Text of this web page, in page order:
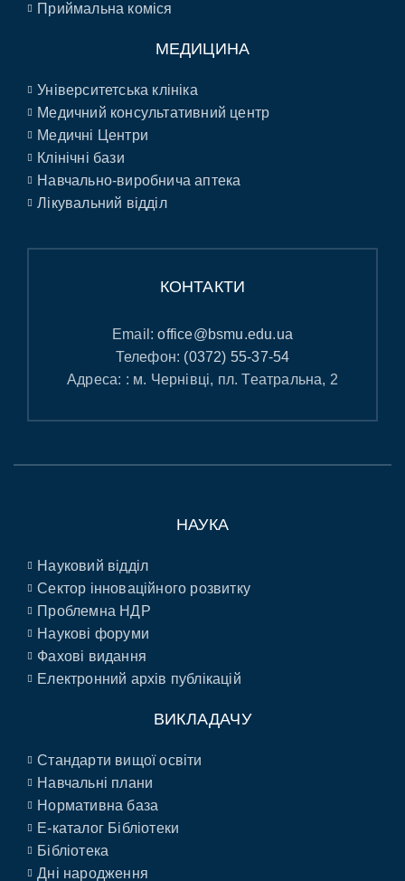
Приймальна коміся
МЕДИЦИНА
Університетська клініка
Медичний консультативний центр
Медичні Центри
Клінічні бази
Навчально-виробнича аптека
Лікувальний відділ
КОНТАКТИ
Email:office@bsmu.edu.ua
Телефон: (0372) 55-37-54
Адреса: : м. Чернівці, пл. Театральна, 2
НАУКА
Науковий відділ
Сектор інноваційного розвитку
Проблемна НДР
Наукові форуми
Фахові видання
Електронний архів публікацій
ВИКЛАДАЧУ
Стандарти вищої освіти
Навчальні плани
Нормативна база
E-каталог Бібліотеки
Бібліотека
Дні народження